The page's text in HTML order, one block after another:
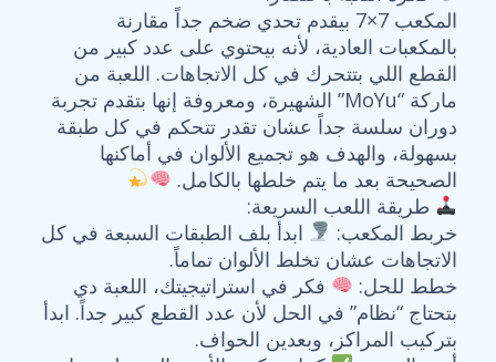
المكعب 7×7 بيقدم تحدي ضخم جداً مقارنة
بالمكعبات العادية، لأنه بيحتوي على عدد كبير من
القطع اللي بتتحرك في كل الاتجاهات. اللعبة من
ماركة “MoYu” الشهيرة، ومعروفة إنها بتقدم تجربة
دوران سلسة جداً عشان تقدر تتحكم في كل طبقة
بسهولة، والهدف هو تجميع الألوان في أماكنها
الصحيحة بعد ما يتم خلطها بالكامل.
طريقة اللعب السريعة:
خربط المكعب:
ابدأ بلف الطبقات السبعة في كل
الاتجاهات عشان تخلط الألوان تماماً.
خطط للحل:
فكر في استراتيجيتك، اللعبة دي
بتحتاج “نظام” في الحل لأن عدد القطع كبير جداً. ابدأ
بتركيب المراكز، وبعدين الحواف.